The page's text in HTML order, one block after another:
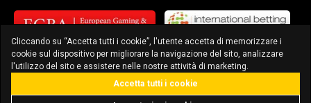
bonus fino a 3.010€ scarica l'app
Cliccando su “Accetta tutti i cookie”, l'utente accetta di memorizzare i
cookie sul dispositivo per migliorare la navigazione del sito, analizzare
l'utilizzo del sito e assistere nelle nostre attività di marketing.
Accetta tutti i cookie